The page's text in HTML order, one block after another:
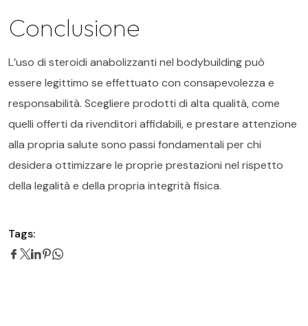
Conclusione
L’uso di steroidi anabolizzanti nel bodybuilding può
essere legittimo se effettuato con consapevolezza e
responsabilità. Scegliere prodotti di alta qualità, come
quelli offerti da rivenditori affidabili, e prestare attenzione
alla propria salute sono passi fondamentali per chi
desidera ottimizzare le proprie prestazioni nel rispetto
della legalità e della propria integrità fisica.
Tags: